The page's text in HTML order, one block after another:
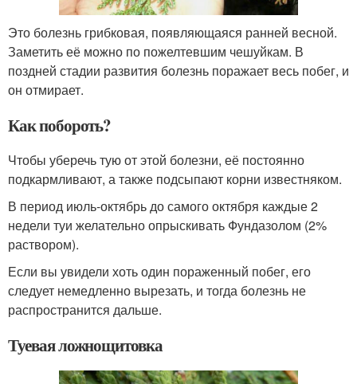
Это болезнь грибковая, появляющаяся ранней весной.
Заметить её можно по пожелтевшим чешуйкам. В
поздней стадии развития болезнь поражает весь побег, и
он отмирает.
Как побороть?
Чтобы уберечь тую от этой болезни, её постоянно
подкармливают, а также подсыпают корни известняком.
В период июль-октябрь до самого октября каждые 2
недели туи желательно опрыскивать Фундазолом (2%
раствором).
Если вы увидели хоть один пораженный побег, его
следует немедленно вырезать, и тогда болезнь не
распространится дальше.
Туевая ложнощитовка